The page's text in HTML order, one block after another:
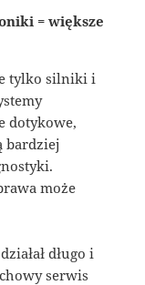
= większe
tylko silniki i
dotykowe,
bardziej
może
długo i
serwis